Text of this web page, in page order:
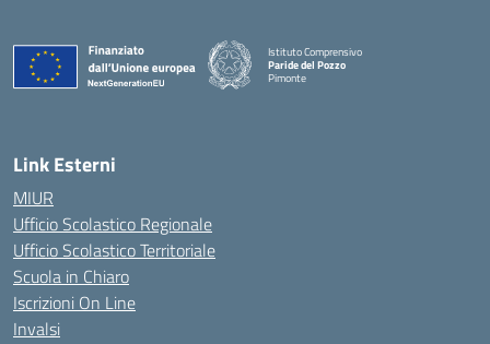
Istituto Comprensivo
Paride del Pozzo
Pimonte
Link Esterni
MIUR
Ufficio Scolastico Regionale
Ufficio Scolastico Territoriale
Scuola in Chiaro
Iscrizioni On Line
Invalsi